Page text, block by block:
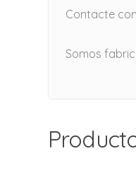
Contacte
Somos